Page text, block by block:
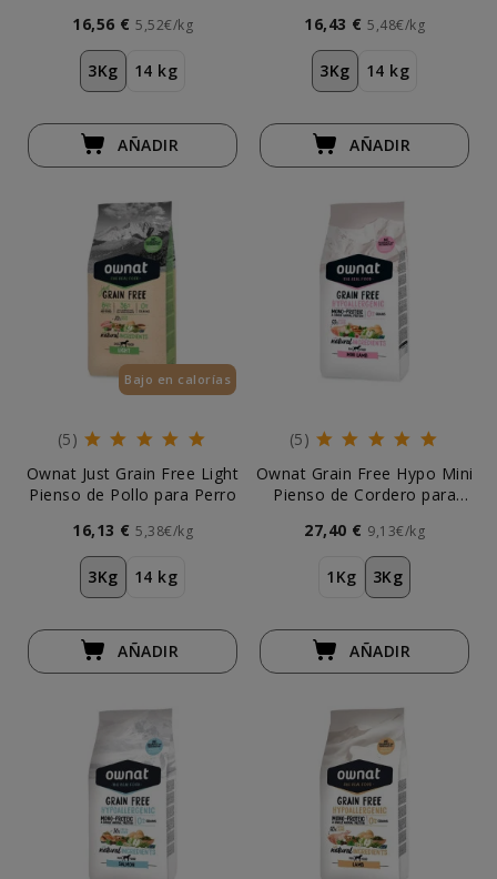
16,56 € 5,52€/kg
3Kg 14 kg
AÑADIR
16,43 € 5,48€/kg
3Kg 14 kg
AÑADIR
Bajo en calorías
(5)
Ownat Just Grain Free Light
Pienso de Pollo para Perro
16,13 € 5,38€/kg
3Kg 14 kg
AÑADIR
(5)
Ownat Grain Free Hypo Mini
Pienso de Cordero para
27,40 € 9,13€/kg
1Kg 3Kg
AÑADIR